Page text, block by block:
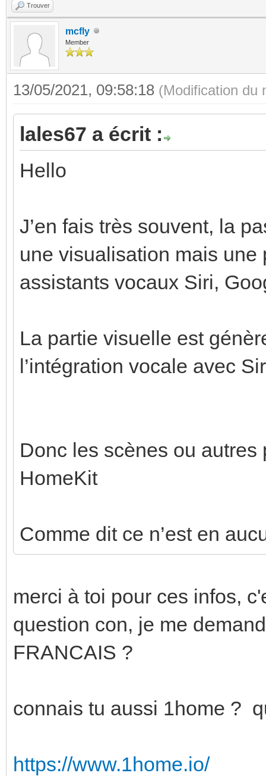
Trouver
mcfly
Member
13/05/2021, 09:58:18 (Modification du
lales67 a écrit :
Hello
J’en fais très souvent, la
une visualisation mais
assistants vocaux Siri,
La partie visuelle est
l’intégration vocale avec
Donc les scènes ou
HomeKit
Comme dit ce n’est en
merci à toi pour ces infos,
question con, je me
FRANCAIS ?
connais tu aussi 1home ?
https://www.1home.io/